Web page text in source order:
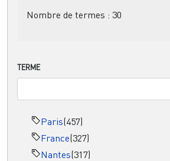
Nombre de termes : 30
TERME
Paris(457)
France(327)
Nantes(317)